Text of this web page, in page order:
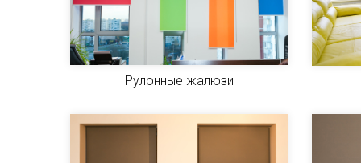
Рулонные жалюзи